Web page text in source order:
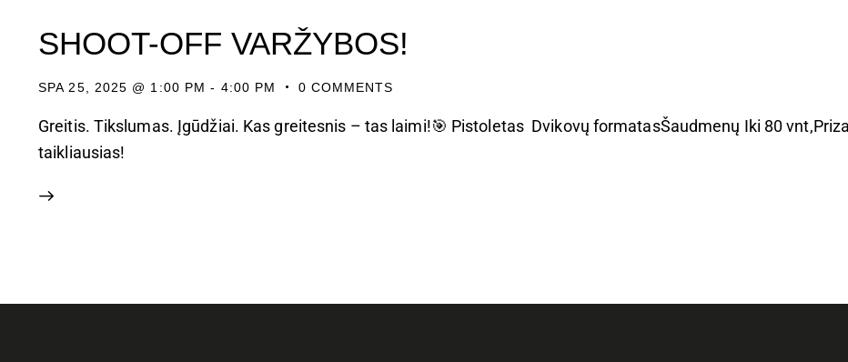
SHOOT-OFF VARŽYBOS!
SPA 25, 2025 @ 1:00 PM - 4:00 PM 0 COMMENTS
Greitis. Tikslumas. Įgūdžiai. Kas greitesnis – tas laimi!🎯 Pistoletas Dvikovų formatasŠaudmenų Iki 80
taikliausias!